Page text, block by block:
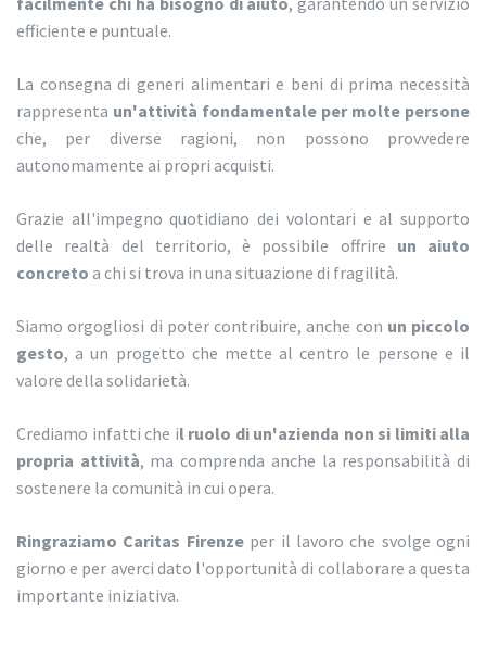
efficiente e puntuale.
La consegna di generi alimentari e beni di prima necessità
rappresenta un'attività fondamentale per molte persone
che, per diverse ragioni, non possono provvedere
autonomamente ai propri acquisti.
Grazie all'impegno quotidiano dei volontari e al supporto
delle realtà del territorio, è possibile offrire un aiuto
concreto a chi si trova in una situazione di fragilità.
Siamo orgogliosi di poter contribuire, anche con un piccolo
gesto, a un progetto che mette al centro le persone e il
valore della solidarietà.
Crediamo infatti che il ruolo di un'azienda non si limiti alla
propria attività, ma comprenda anche la responsabilità di
sostenere la comunità in cui opera.
Ringraziamo Caritas Firenzeper il lavoro che svolge ogni
giorno e per averci dato l'opportunità di collaborare a questa
importante iniziativa.